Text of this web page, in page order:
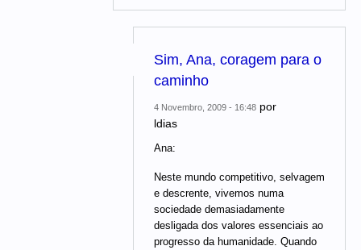
Sim, Ana, coragem para o
caminho
4 Novembro, 2009 - 16:48 por
ldias
Ana:
Neste mundo competitivo, selvagem
e descrente, vivemos numa
sociedade demasiadamente
desligada dos valores essenciais ao
progresso da humanidade. Quando